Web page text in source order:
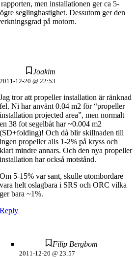
men installationen ger ca 5-
seglinghastighet. Dessutom ger den
på motorn.
Joakim
2011-12-20 @ 22:53
Jag tror att propeller installation är ränknad
fel. Ni har använt 0.04 m2 för “propeller
installation projected area”, men normalt
en 38 fot segelbåt har ~0.004 m2
(SD+folding)! Och då blir skillnaden till
ingen propeller alls 1-2% på kryss och
klart mindre annars. Och den nya propeller
installation har också motstånd.
Om 5-15% var sant, skulle utombordare
vara helt oslagbara i SRS och ORC vilka
ger bara ~1%.
Reply
Filip Bergbom
2011-12-20 @ 23:57